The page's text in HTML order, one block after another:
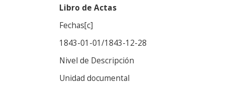
Libro de Actas
Fechas[c]
1843-01-01/1843-12-28
Nivel de Descripción
Unidad documental